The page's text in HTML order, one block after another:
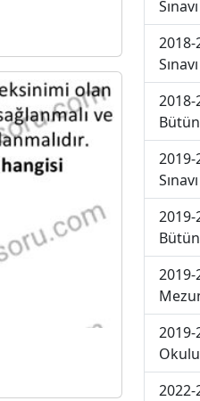
Sınavı
Sınavı
Sınavı
2019-
Okulu